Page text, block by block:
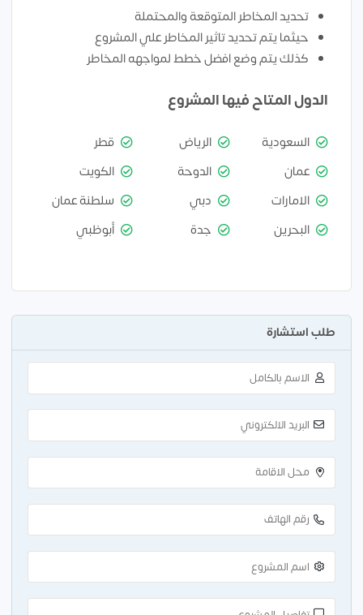
تحديد المخاطر المتوقعة والمحتملة
حيثما يتم تحديد تاثير المخاطر علي المشروع
كذلك يتم وضع افضل خطط لمواجهه المخاطر
الدول المتاح فيها المشروع
السعودية الرياض
قطر
عمان
الدوحة
الكويت
الامارات
دبي
سلطنة عمان
البحرين
جدة أبوظبي
طلب استشارة